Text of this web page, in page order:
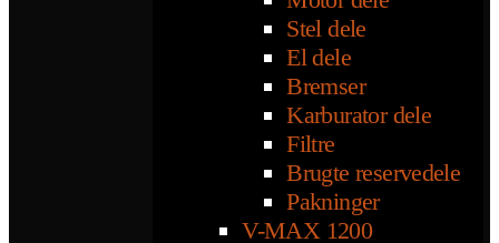
Stel dele
El dele
Bremser
Karburator dele
Filtre
Brugte reservedele
Pakninger
V-MAX 1200